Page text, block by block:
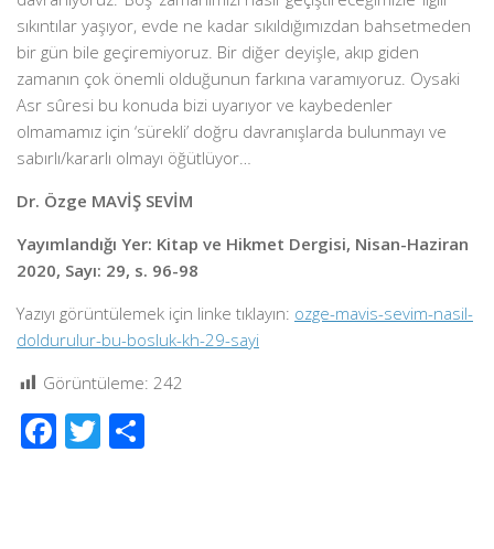
sıkıntılar yaşıyor, evde ne kadar sıkıldığımızdan bahsetmeden
bir gün bile geçiremiyoruz. Bir diğer deyişle, akıp giden
zamanın çok önemli olduğunun farkına varamıyoruz. Oysaki
Asr sûresi bu konuda bizi uyarıyor ve kaybedenler
olmamamız için ‘sürekli’ doğru davranışlarda bulunmayı ve
sabırlı/kararlı olmayı öğütlüyor…
Dr. Özge MAVİŞ SEVİM
Yayımlandığı Yer: Kitap ve Hikmet Dergisi, Nisan-Haziran
2020, Sayı: 29, s. 96-98
Yazıyı görüntülemek için linke tıklayın: ozge-mavis-sevim-nasil-
doldurulur-bu-bosluk-kh-29-sayi
Görüntüleme: 242
Facebook
Twitter